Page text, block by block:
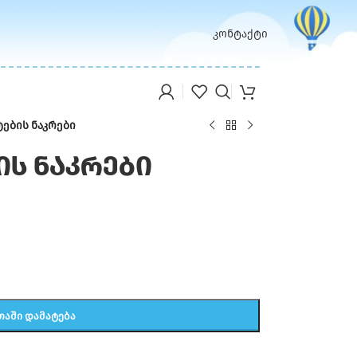
კონტაქტი
ნაკრები
ნაკრები
ᲓᲐᲛᲐᲢᲔᲑᲐ